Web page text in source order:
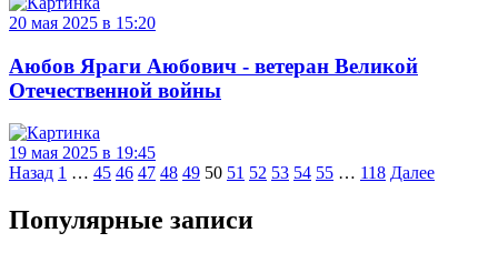
20 мая 2025 в 15:20
Аюбов Яраги Аюбович - ветеран Великой
Отечественной войны
19 мая 2025 в 19:45
Навигация
по
записям
Назад 1 … 45 46 47 48 49 50 51 52 53 54 55 … 118 Далее
Популярные записи